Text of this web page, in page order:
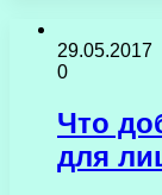
29.05.2017
0
Что
для